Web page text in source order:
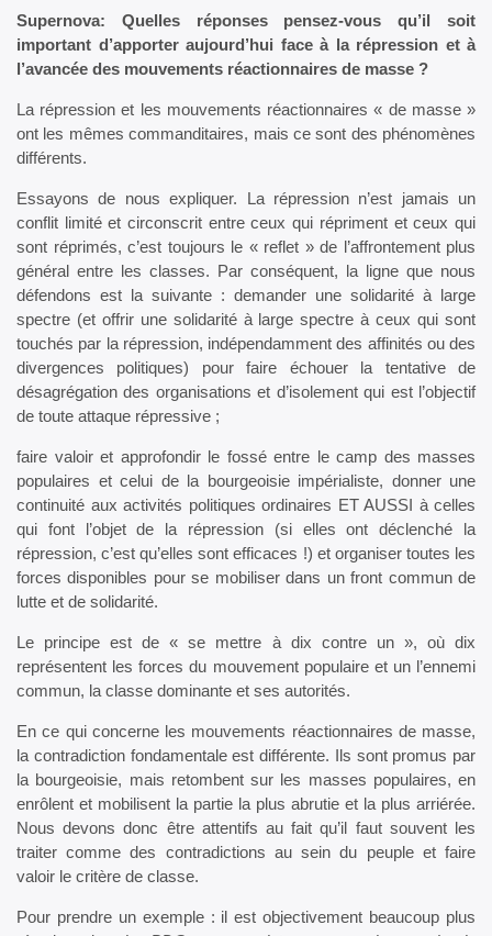
Supernova: Quelles réponses pensez-vous qu’il soit
important d’apporter aujourd’hui face à la répression et à
l’avancée des mouvements réactionnaires de masse ?
La répression et les mouvements réactionnaires « de masse »
ont les mêmes commanditaires, mais ce sont des phénomènes
différents.
Essayons de nous expliquer. La répression n’est jamais un
conflit limité et circonscrit entre ceux qui répriment et ceux qui
sont réprimés, c’est toujours le « reflet » de l’affrontement plus
général entre les classes. Par conséquent, la ligne que nous
défendons est la suivante : demander une solidarité à large
spectre (et offrir une solidarité à large spectre à ceux qui sont
touchés par la répression, indépendamment des affinités ou des
divergences politiques) pour faire échouer la tentative de
désagrégation des organisations et d’isolement qui est l’objectif
de toute attaque répressive ;
faire valoir et approfondir le fossé entre le camp des masses
populaires et celui de la bourgeoisie impérialiste, donner une
continuité aux activités politiques ordinaires ET AUSSI à celles
qui font l’objet de la répression (si elles ont déclenché la
répression, c’est qu’elles sont efficaces !) et organiser toutes les
forces disponibles pour se mobiliser dans un front commun de
lutte et de solidarité.
Le principe est de « se mettre à dix contre un », où dix
représentent les forces du mouvement populaire et un l’ennemi
commun, la classe dominante et ses autorités.
En ce qui concerne les mouvements réactionnaires de masse,
la contradiction fondamentale est différente. Ils sont promus par
la bourgeoisie, mais retombent sur les masses populaires, en
enrôlent et mobilisent la partie la plus abrutie et la plus arriérée.
Nous devons donc être attentifs au fait qu’il faut souvent les
traiter comme des contradictions au sein du peuple et faire
valoir le critère de classe.
Pour prendre un exemple : il est objectivement beaucoup plus